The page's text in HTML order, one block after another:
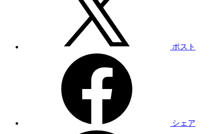
ポスト
シェア